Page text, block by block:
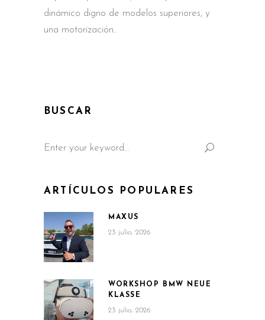
dinámico digno de modelos superiores, y
una motorización
BUSCAR
for:
ARTÍCULOS POPULARES
MAXUS
23 julio, 2026
WORKSHOP BMW NEUE
KLASSE
23 julio, 2026